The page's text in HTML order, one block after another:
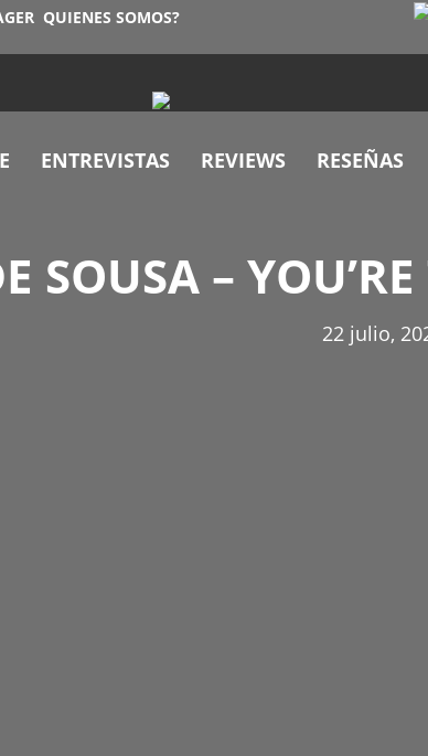
QUIENES SOMOS?
ENTREVISTAS REVIEWS RESEÑAS
SOUSA –
22 julio,